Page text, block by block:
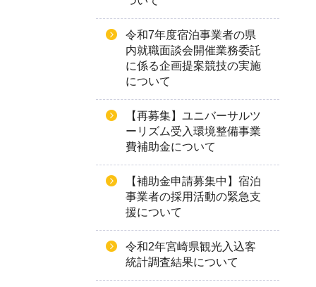
令和7年度宿泊事業者の県
内就職面談会開催業務委託
に係る企画提案競技の実施
について
【再募集】ユニバーサルツ
ーリズム受入環境整備事業
費補助金について
【補助金申請募集中】宿泊
事業者の採用活動の緊急支
援について
令和2年宮崎県観光入込客
統計調査結果について